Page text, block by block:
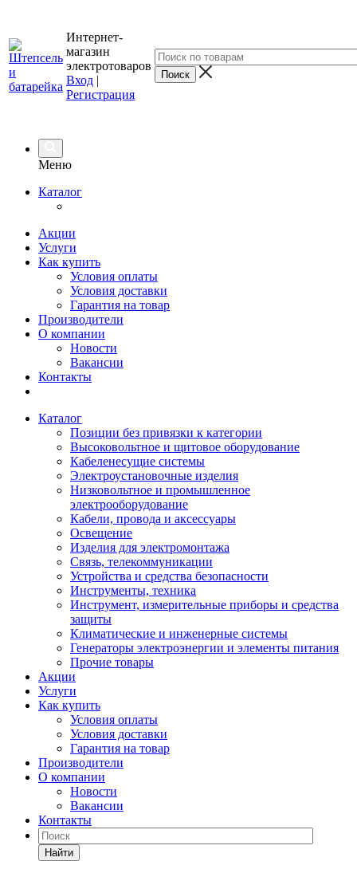
Интернет-
магазин
электротоваров
Вход |
Регистрация
Меню
Каталог
Акции
Услуги
Как купить
Условия оплаты
Условия доставки
Гарантия на товар
Производители
О компании
Новости
Вакансии
Контакты
Каталог
Позиции без привязки к категории
Высоковольтное и щитовое оборудование
Кабеленесущие системы
Электроустановочные изделия
Низковольтное и промышленное
электрооборудование
Кабели, провода и аксессуары
Освещение
Изделия для электромонтажа
Связь, телекоммуникации
Устройства и средства безопасности
Инструменты, техника
Инструмент, измерительные приборы и средства
защиты
Климатические и инженерные системы
Генераторы электроэнергии и элементы питания
Прочие товары
Акции
Услуги
Как купить
Условия оплаты
Условия доставки
Гарантия на товар
Производители
О компании
Новости
Вакансии
Контакты
Найти